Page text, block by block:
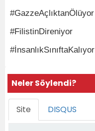
#GazzeAçlıktanÖlüyor
#FilistinDireniyor
#İnsanlıkSınıftaKalıyor
Neler Söylendi?
Site DISQUS